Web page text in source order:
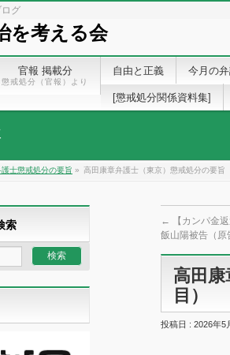
グ
を考える会
官報 掲載分
懲戒処分（官報）より
自由と正義 今月の
[懲戒処分関係資料集]
護士懲戒処分の要旨 » 高田康章弁護士（東京）懲戒処分の要
←
【カンパ金
飯山陽被告（原
高田
目）
投稿日 : 2026年5
索